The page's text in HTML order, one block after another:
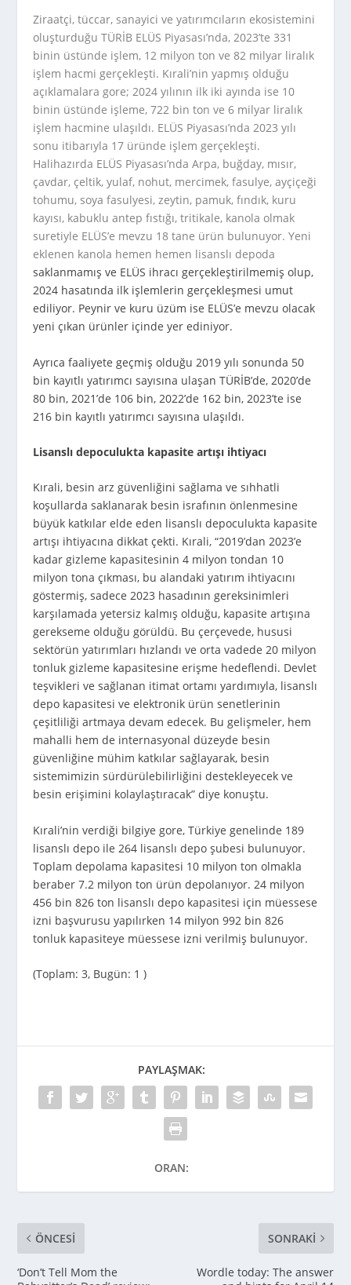
Ziraatçi, tüccar, sanayici ve yatırımcıların ekosistemini
oluşturduğu TÜRİB ELÜS Piyasası’nda, 2023’te 331
binin üstünde işlem, 12 milyon ton ve 82 milyar liralık
işlem hacmi gerçekleşti. Kırali’nin yapmış olduğu
açıklamalara gore; 2024 yılının ilk iki ayında ise 10
binin üstünde işleme, 722 bin ton ve 6 milyar liralık
işlem hacmine ulaşıldı. ELÜS Piyasası’nda 2023 yılı
sonu itibarıyla 17 üründe işlem gerçekleşti.
Halihazırda ELÜS Piyasası’nda Arpa, buğday, mısır,
çavdar, çeltik, yulaf, nohut, mercimek, fasulye, ayçiçeği
tohumu, soya fasulyesi, zeytin, pamuk, fındık, kuru
kayısı, kabuklu antep fıstığı, tritikale, kanola olmak
suretiyle ELÜS’e mevzu 18 tane ürün bulunuyor. Yeni
eklenen kanola hemen hemen lisanslı depoda
saklanmamış ve ELÜS ihracı gerçekleştirilmemiş olup,
2024 hasatında ilk işlemlerin gerçekleşmesi umut
ediliyor. Peynir ve kuru üzüm ise ELÜS’e mevzu olacak
yeni çıkan ürünler içinde yer ediniyor.
Ayrıca faaliyete geçmiş olduğu 2019 yılı sonunda 50
bin kayıtlı yatırımcı sayısına ulaşan TÜRİB’de, 2020’de
80 bin, 2021’de 106 bin, 2022’de 162 bin, 2023’te ise
216 bin kayıtlı yatırımcı sayısına ulaşıldı.
Lisanslı depoculukta kapasite artışı ihtiyacı
Kırali, besin arz güvenliğini sağlama ve sıhhatli
koşullarda saklanarak besin israfının önlenmesine
büyük katkılar elde eden lisanslı depoculukta kapasite
artışı ihtiyacına dikkat çekti. Kırali, “2019’dan 2023’e
kadar gizleme kapasitesinin 4 milyon tondan 10
milyon tona çıkması, bu alandaki yatırım ihtiyacını
göstermiş, sadece 2023 hasadının gereksinimleri
karşılamada yetersiz kalmış olduğu, kapasite artışına
gerekseme olduğu görüldü. Bu çerçevede, hususi
sektörün yatırımları hızlandı ve orta vadede 20 milyon
tonluk gizleme kapasitesine erişme hedeflendi. Devlet
teşvikleri ve sağlanan itimat ortamı yardımıyla, lisanslı
depo kapasitesi ve elektronik ürün senetlerinin
çeşitliliği artmaya devam edecek. Bu gelişmeler, hem
mahalli hem de internasyonal düzeyde besin
güvenliğine mühim katkılar sağlayarak, besin
sistemimizin sürdürülebilirliğini destekleyecek ve
besin erişimini kolaylaştıracak” diye konuştu.
Kırali’nin verdiği bilgiye gore, Türkiye genelinde 189
lisanslı depo ile 264 lisanslı depo şubesi bulunuyor.
Toplam depolama kapasitesi 10 milyon ton olmakla
beraber 7.2 milyon ton ürün depolanıyor. 24 milyon
456 bin 826 ton lisanslı depo kapasitesi için müessese
izni başvurusu yapılırken 14 milyon 992 bin 826
tonluk kapasiteye müessese izni verilmiş bulunuyor.
(Toplam: 3, Bugün: 1 )
PAYLAŞMAK:
ORAN:
ÖNCESI
‘Don’t Tell Mom the
SONRAKI
Wordle today: The answer